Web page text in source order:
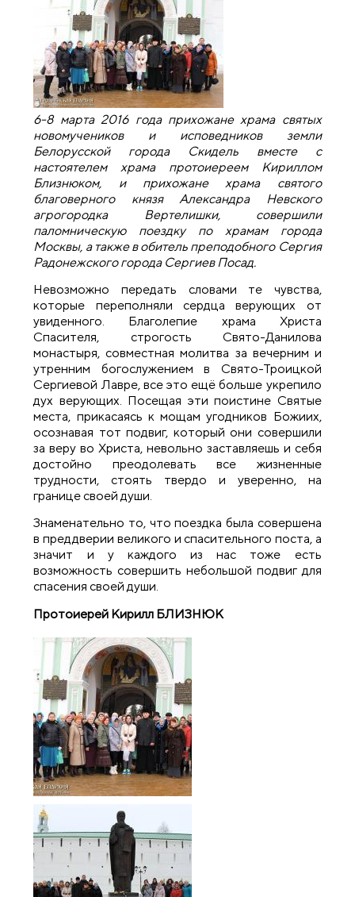
6-8 марта 2016 года прихожане храма святых
новомучеников и исповедников земли
Белорусской города Скидель вместе с
настоятелем храма протоиереем Кириллом
Близнюком, и прихожане храма святого
благоверного князя Александра Невского
агрогородка Вертелишки, совершили
паломническую поездку по храмам города
Москвы, а также в обитель преподобного Сергия
Радонежского города Сергиев Посад.
Невозможно передать словами те чувства,
которые переполняли сердца верующих от
увиденного. Благолепие храма Христа
Спасителя, строгость Свято-Данилова
монастыря, совместная молитва за вечерним и
утренним богослужением в Свято-Троицкой
Сергиевой Лавре, все это ещё больше укрепило
дух верующих. Посещая эти поистине Святые
места, прикасаясь к мощам угодников Божиих,
осознавая тот подвиг, который они совершили
за веру во Христа, невольно заставляешь и себя
достойно преодолевать все жизненные
трудности, стоять твердо и уверенно, на
границе своей души.
Знаменательно то, что поездка была совершена
в преддверии великого и спасительного поста, а
значит и у каждого из нас тоже есть
возможность совершить небольшой подвиг для
спасения своей души.
Протоиерей Кирилл БЛИЗНЮК